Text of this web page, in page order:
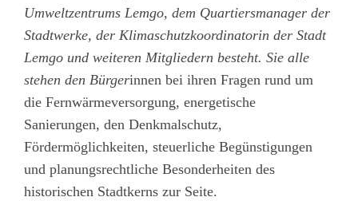
Umweltzentrums Lemgo, dem Quartiersmanager der
Stadtwerke, der Klimaschutzkoordinatorin der Stadt
Lemgo und weiteren Mitgliedern besteht. Sie alle
stehen den Bürgerinnen bei ihren Fragen rund um
die Fernwärmeversorgung, energetische
Sanierungen, den Denkmalschutz,
Fördermöglichkeiten, steuerliche Begünstigungen
und planungsrechtliche Besonderheiten des
historischen Stadtkerns zur Seite.